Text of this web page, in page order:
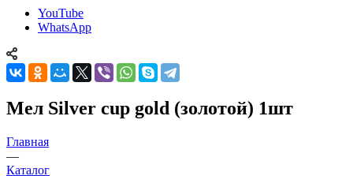
YouTube
WhatsApp
Мел Silver cup gold (золотой) 1шт
Главная
—
Каталог